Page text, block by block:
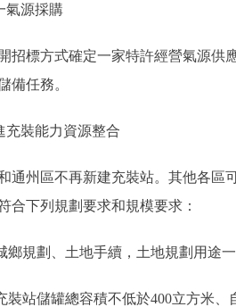
源採購
標方式確定一家特許經營氣源供應
備任務。
裝能力資源整合
州區不再新建充裝站。其他各區可
合下列規劃要求和規模要求：
規劃、土地手續，土地規劃用途一
站儲罐總容積不低於400立方米、